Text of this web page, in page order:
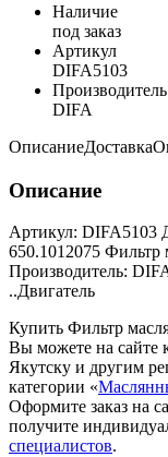
Наличие
под заказ
Артикул
DIFA5103
Производитель
DIFA
ОписаниеДоставка
Описание
Артикул: DIFA5103
650.1012075
Производитель:
..Двигатель
Купить Фильтр
Вы можете на сайте
Якутску и другим
категории «
Оформите заказ на
получите
специалистов.